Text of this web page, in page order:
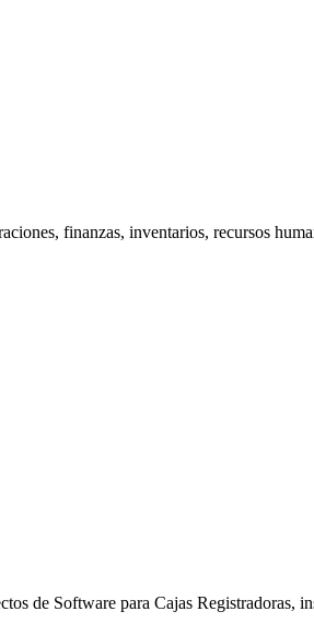
finanzas, inventarios, recursos
de Software para Cajas Registradoras,